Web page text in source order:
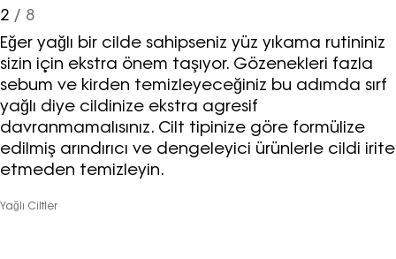
2 / 8
Eğer yağlı bir cilde sahipseniz yüz yıkama rutininiz
sizin için ekstra önem taşıyor. Gözenekleri fazla
sebum ve kirden temizleyeceğiniz bu adımda sırf
yağlı diye cildinize ekstra agresif
davranmamalısınız. Cilt tipinize göre formülize
edilmiş arındırıcı ve dengeleyici ürünlerle cildi irite
etmeden temizleyin.
Yağlı Ciltler